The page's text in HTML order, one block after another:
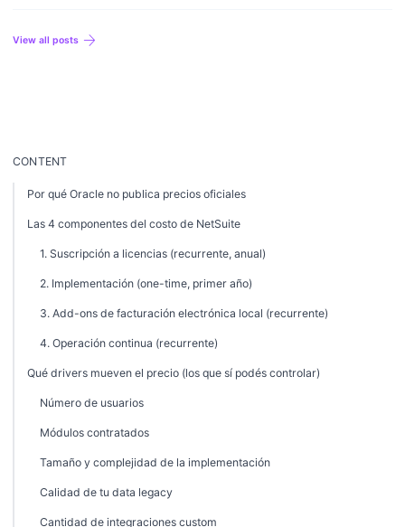
View all posts arrow_forward
CONTENT
Por qué Oracle no publica precios oficiales
Las 4 componentes del costo de NetSuite
1. Suscripción a licencias (recurrente, anual)
2. Implementación (one-time, primer año)
3. Add-ons de facturación electrónica local (recurrente)
4. Operación continua (recurrente)
Qué drivers mueven el precio (los que sí podés controlar)
Número de usuarios
Módulos contratados
Tamaño y complejidad de la implementación
Calidad de tu data legacy
Cantidad de integraciones custom